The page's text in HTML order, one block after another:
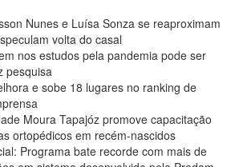
Nunes e Luísa Sonza se reaproximam
volta do casal
nos estudos pela pandemia pode ser
pesquisa
e sobe 18 lugares no ranking de
Moura Tapajóz promove capacitação
ortopédicos em recém-nascidos
Programa bate recorde com mais de